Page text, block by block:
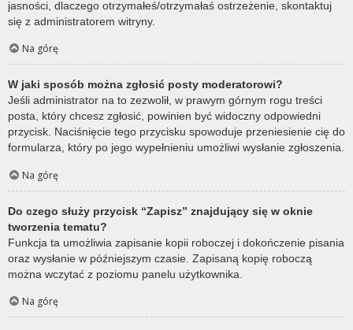
jasności, dlaczego otrzymałeś/otrzymałaś ostrzeżenie, skontaktuj
się z administratorem witryny.
Na górę
W jaki sposób można zgłosić posty moderatorowi?
Jeśli administrator na to zezwolił, w prawym górnym rogu treści
posta, który chcesz zgłosić, powinien być widoczny odpowiedni
przycisk. Naciśnięcie tego przycisku spowoduje przeniesienie cię do
formularza, który po jego wypełnieniu umożliwi wysłanie zgłoszenia.
Na górę
Do czego służy przycisk “Zapisz” znajdujący się w oknie
tworzenia tematu?
Funkcja ta umożliwia zapisanie kopii roboczej i dokończenie pisania
oraz wysłanie w późniejszym czasie. Zapisaną kopię roboczą
można wczytać z poziomu panelu użytkownika.
Na górę